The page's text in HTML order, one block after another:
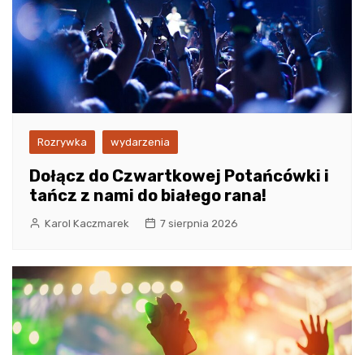
Rozrywka wydarzenia
Dołącz do Czwartkowej Potańcówki i
tańcz z nami do białego rana!
Karol Kaczmarek 7 sierpnia 2026